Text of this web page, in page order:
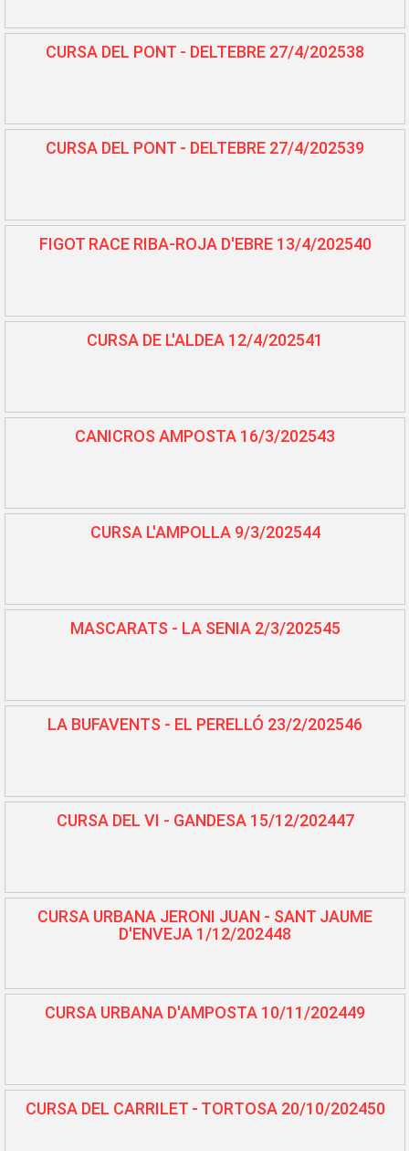
CURSA DEL PONT - DELTEBRE 27/4/202538
CURSA DEL PONT - DELTEBRE 27/4/202539
FIGOT RACE RIBA-ROJA D'EBRE 13/4/202540
CURSA DE L'ALDEA 12/4/202541
CANICROS AMPOSTA 16/3/202543
CURSA L'AMPOLLA 9/3/202544
MASCARATS - LA SENIA 2/3/202545
LA BUFAVENTS - EL PERELLÓ 23/2/202546
CURSA DEL VI - GANDESA 15/12/202447
CURSA URBANA JERONI JUAN - SANT JAUME
D'ENVEJA 1/12/202448
CURSA URBANA D'AMPOSTA 10/11/202449
CURSA DEL CARRILET - TORTOSA 20/10/202450